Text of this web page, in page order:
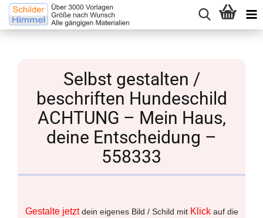
Selbst gestalten /
beschriften Hundeschild
ACHTUNG – Mein Haus,
deine Entscheidung –
558333
Gestalte jetztdein eigenes Bild / Schild mit Klickauf die